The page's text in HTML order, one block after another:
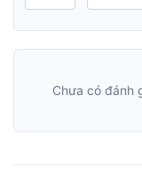
Chưa có đánh